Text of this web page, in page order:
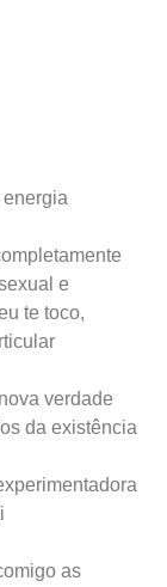
e
te toco,
verdade
da existência
as